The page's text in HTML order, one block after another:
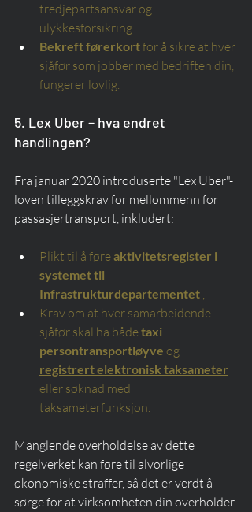
tredjepartsansvar og
ulykkesforsikring.
Bekreft førerkortfor å sikre at hver
sjåfør som jobber med bedriften din,
fungerer lovlig.
5. Lex Uber – hva endret
handlingen?
Fra januar 2020 introduserte "Lex Uber"-
loven tilleggskrav for mellommenn for
passasjertransport, inkludert:
Plikt til å føreaktivitetsregister i
systemet til
Infrastrukturdepartementet ,
Krav om at hver samarbeidende
sjåfør skal ha bådetaxi
persontransportløyve og
registrert elektronisk taksameter
eller søknad med
taksameterfunksjon.
Manglende overholdelse av dette
regelverket kan føre til alvorlige
økonomiske straffer, så det er verdt å
sørge for at virksomheten din overholder